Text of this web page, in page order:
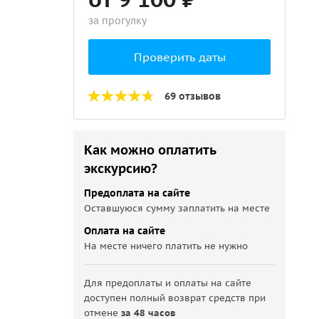
за прогулку
Проверить даты
69 отзывов
Как можно оплатить
экскурсию?
Предоплата на сайте
Оставшуюся сумму заплатить на месте
Оплата на сайте
На месте ничего платить не нужно
Для предоплаты и оплаты на сайте
доступен полный возврат средств при
отменеза 48 часов